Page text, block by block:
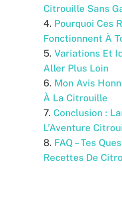
Citrouille Sans
Pourquoi Ces
Fonctionnent À
Variations Et
Aller Plus Loin
Mon Avis
À La Citrouille
Conclusion :
L’Aventure
FAQ – Tes
Recettes De